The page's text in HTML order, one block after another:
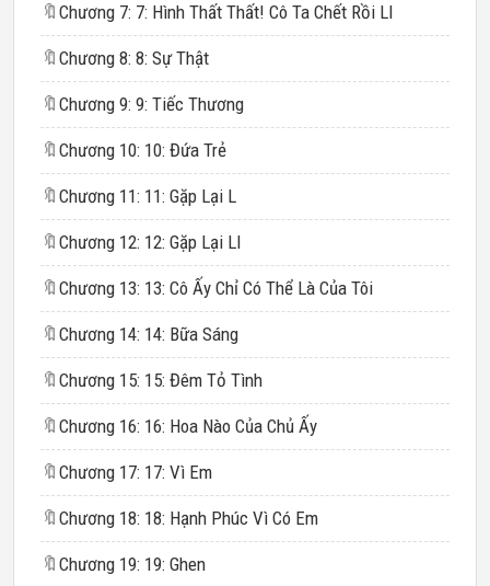
🔖 Chương 7: 7: Hình Thất Thất! Cô Ta Chết Rồi Ll
🔖 Chương 8: 8: Sự Thật
🔖 Chương 9: 9: Tiếc Thương
🔖 Chương 10: 10: Đứa Trẻ
🔖 Chương 11: 11: Gặp Lại L
🔖 Chương 12: 12: Gặp Lại Ll
🔖 Chương 13: 13: Cô Ấy Chỉ Có Thể Là Của Tôi
🔖 Chương 14: 14: Bữa Sáng
🔖 Chương 15: 15: Đêm Tỏ Tình
🔖 Chương 16: 16: Hoa Nào Của Chủ Ấy
🔖 Chương 17: 17: Vì Em
🔖 Chương 18: 18: Hạnh Phúc Vì Có Em
🔖 Chương 19: 19: Ghen